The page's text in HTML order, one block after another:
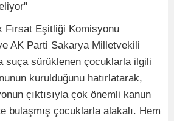
Fırsat Eşitliği Komisyonu
AK Parti Sakarya Milletvekili
suça sürüklenen çocuklarla ilgili
kurulduğunu hatırlatarak,
çıktısıyla çok önemli kanun
bulaşmış çocuklarla alakalı. Hem